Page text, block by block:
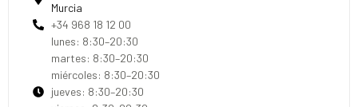
Murcia
+34 968 18 12 00
lunes: 8:30–20:30
martes: 8:30–20:30
miércoles: 8:30–20:30
jueves: 8:30–20:30